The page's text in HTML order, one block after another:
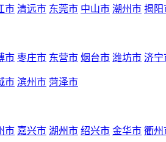
市 清远市 东莞市 中山市 潮州市 揭阳
市 枣庄市 东营市 烟台市 潍坊市 济宁
市 滨州市 菏泽市
市 嘉兴市 湖州市 绍兴市 金华市 衢州